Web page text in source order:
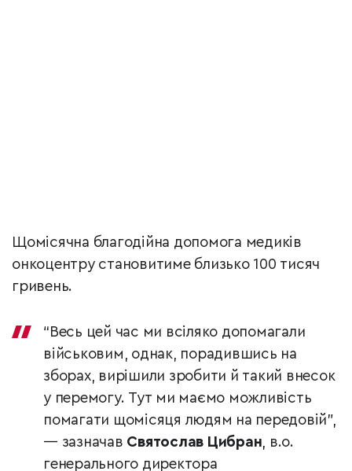
Щомісячна благодійна допомога медиків
онкоцентру становитиме близько 100 тисяч
гривень.
“Весь цей час ми всіляко допомагали
військовим, однак, порадившись на
зборах, вирішили зробити й такий внесок
у перемогу. Тут ми маємо можливість
помагати щомісяця людям на передовій”,
— зазначав Святослав Цибран, в.о.
генерального директора